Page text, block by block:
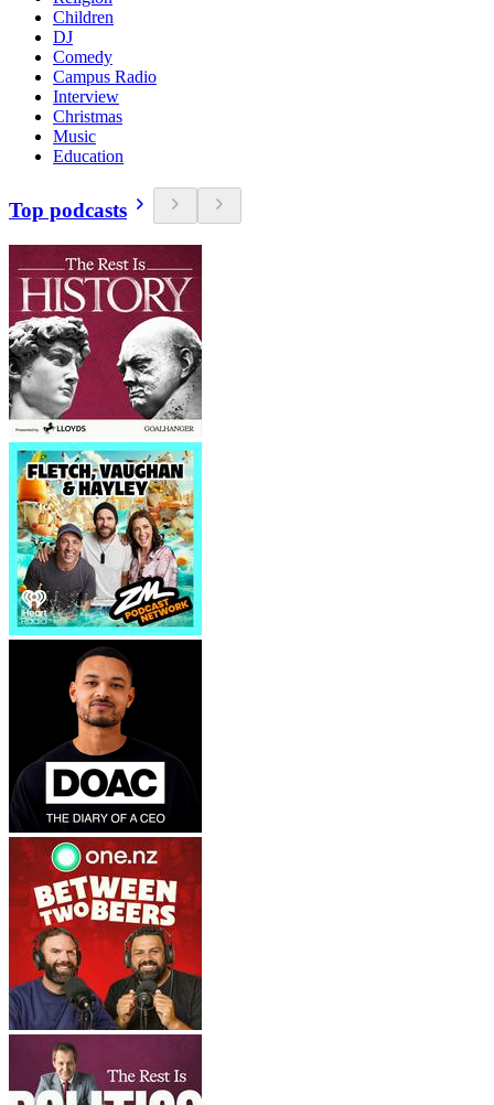
Children
DJ
Comedy
Campus Radio
Interview
Christmas
Music
Education
Top podcasts